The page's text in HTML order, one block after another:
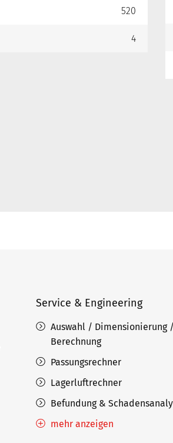
520
4
Service & Engineering
Auswahl / Dimensionierung /
Berechnung
Passungsrechner
Lagerluftrechner
Befundung &
mehr anzeigen